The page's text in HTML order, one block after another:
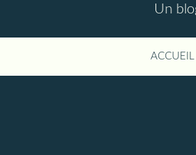
Un
ACCUEIL